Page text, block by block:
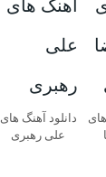
دانلود آهنگ های
علی رهبری